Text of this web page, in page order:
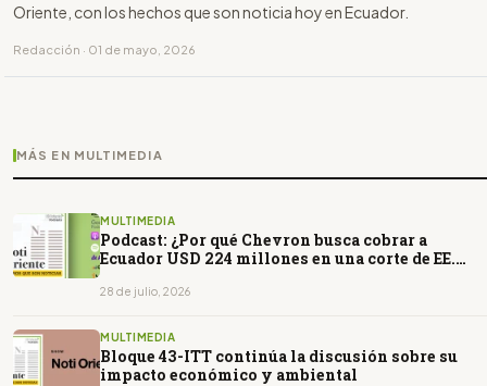
Oriente, con los hechos que son noticia hoy en Ecuador.
Redacción · 01 de mayo, 2026
MÁS EN MULTIMEDIA
MULTIMEDIA
Podcast: ¿Por qué Chevron busca cobrar a
Ecuador USD 224 millones en una corte de EE.
28 de julio, 2026
MULTIMEDIA
Bloque 43-ITT continúa la discusión sobre su
impacto económico y ambiental